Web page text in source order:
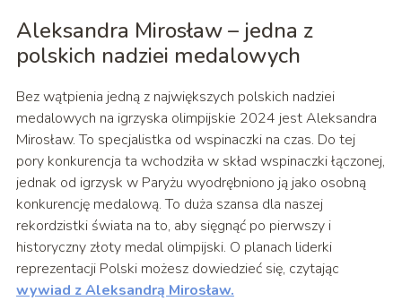
Aleksandra Mirosław – jedna z
polskich nadziei medalowych
Bez wątpienia jedną z największych polskich nadziei
medalowych na igrzyska olimpijskie 2024 jest Aleksandra
Mirosław. To specjalistka od wspinaczki na czas. Do tej
pory konkurencja ta wchodziła w skład wspinaczki łączonej,
jednak od igrzysk w Paryżu wyodrębniono ją jako osobną
konkurencję medalową. To duża szansa dla naszej
rekordzistki świata na to, aby sięgnąć po pierwszy i
historyczny złoty medal olimpijski. O planach liderki
reprezentacji Polski możesz dowiedzieć się, czytając
wywiad z Aleksandrą Mirosław.